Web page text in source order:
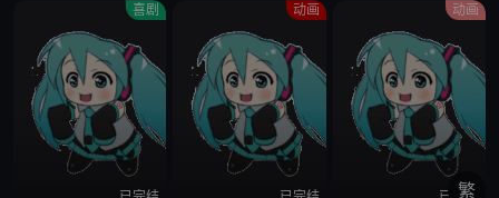
喜剧 动画 动画
繁